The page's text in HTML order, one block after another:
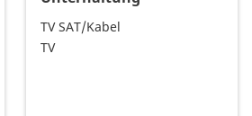
TV SAT/Kabel
TV